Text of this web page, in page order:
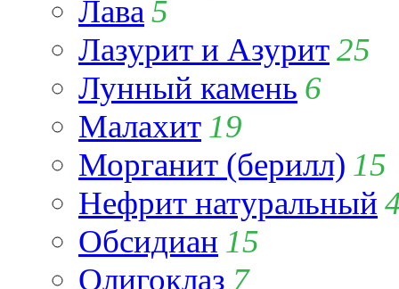
Лава 5
Лазурит и Азурит25
Лунный камень 6
Малахит 19
Морганит (берилл) 15
Нефрит натуральный
Обсидиан 15
Олигоклаз 7